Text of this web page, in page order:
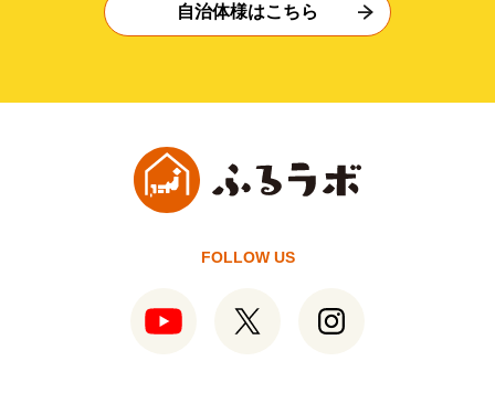
自治体様はこちら
FOLLOW US